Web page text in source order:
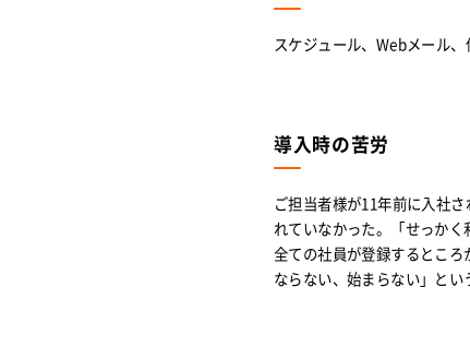
スケジュール、Webメール
導入時の苦労
ご担当者様が11年前に入社
れていなかった。「せっか
全ての社員が登録するとこ
ならない、始まらない」と